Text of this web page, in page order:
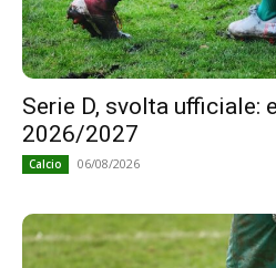
Serie D, svolta ufficiale:
2026/2027
Calcio 06/08/2026